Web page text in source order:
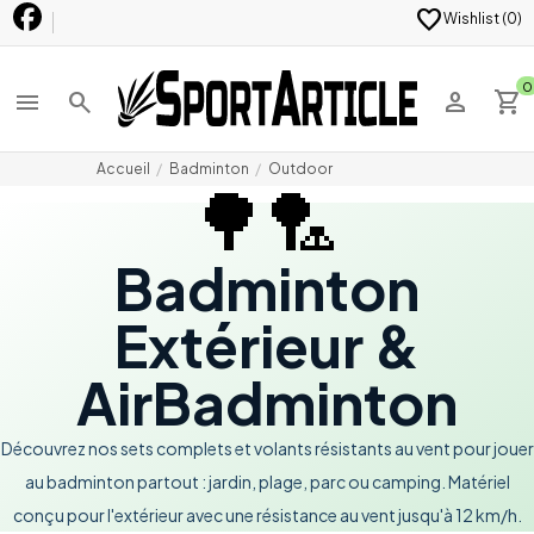
favoriteWishlist (0)
menu search person shopping_cart0
Accueil Badminton Outdoor
🌳🏸
Badminton
Extérieur &
AirBadminton
Découvrez nos sets complets et volants résistants au vent pour jouer
au badminton partout : jardin, plage, parc ou camping. Matériel
conçu pour l'extérieur avec une résistance au vent jusqu'à 12 km/h.